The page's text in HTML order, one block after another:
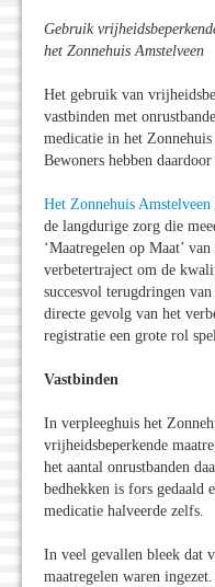
Gebruik
het Zonnehuis Amstelveen
Het gebruik van
vastbinden met
medicatie in het
Bewoners hebben
Het Zonnehuis Amstelveen
de langdurige zorg die
‘Maatregelen op Maat’
verbetertraject om de
succesvol terugdringen
directe gevolg van het
registratie een grote rol
Vastbinden
In verpleeghuis het
vrijheidsbeperkende
het aantal onrustbanden
bedhekken is fors gedaald
medicatie halveerde zelfs.
In veel gevallen bleek dat
maatregelen waren